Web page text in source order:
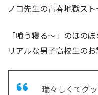
ノコ先生の青春地獄スト
「喰う寝る〜」のほの
リアルな男子高校生のお
瑞々しくてグ